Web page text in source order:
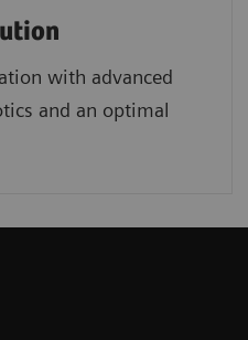
with advanced
and an optimal